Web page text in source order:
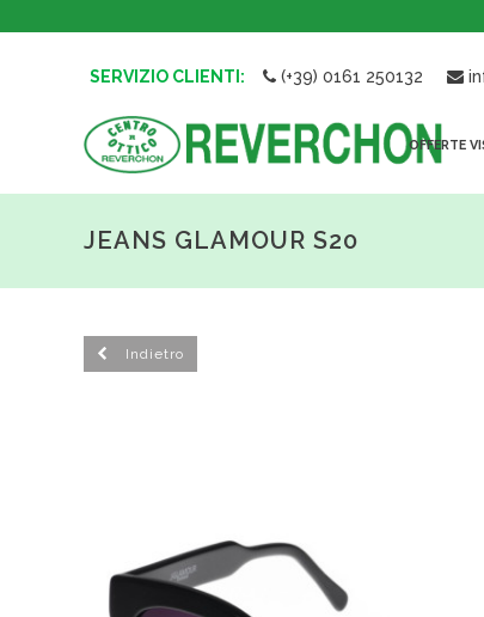
SERVIZIO CLIENTI: (+39) 0161 250132
OFFERTE
JEANS GLAMOUR S20
Indietro